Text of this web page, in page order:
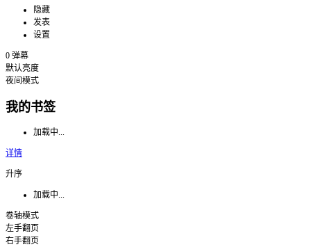
隐藏
发表
设置
0 弹幕
默认亮度
夜间模式
我的书签
加载中...
详情
升序
加载中...
卷轴模式
左手翻页
右手翻页